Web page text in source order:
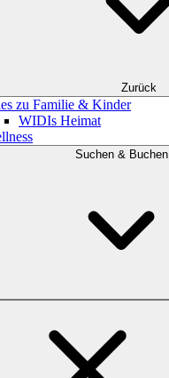
Zurück
zu Familie & Kinder
WIDIs Heimat
Suchen & Buchen